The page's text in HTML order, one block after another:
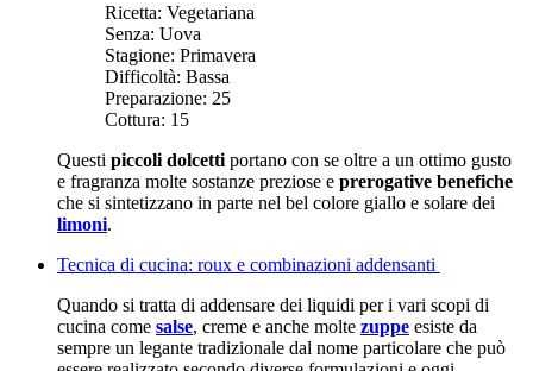
Ricetta: Vegetariana
Senza: Uova
Stagione: Primavera
Difficoltà: Bassa
Preparazione: 25
Cottura: 15
Questi piccoli dolcetti portano con se oltre a un ottimo gusto
e fragranza molte sostanze preziose e prerogative benefiche
che si sintetizzano in parte nel bel colore giallo e solare dei
limoni.
Tecnica di cucina: roux e combinazioni addensanti
Quando si tratta di addensare dei liquidi per i vari scopi di
cucina come salse, creme e anche molte zuppe esiste da
sempre un legante tradizionale dal nome particolare che può